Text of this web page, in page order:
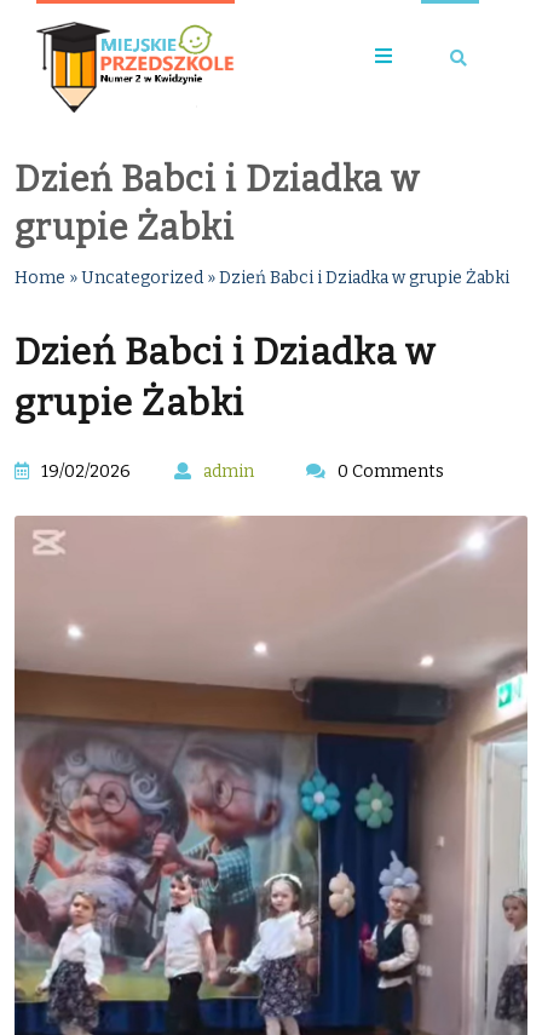
Dzień Babci i Dziadka w
grupie Żabki
Home »Uncategorized »Dzień Babci i Dziadka w grupie Żabki
Dzień Babci i Dziadka w
grupie Żabki
19/02/2026 admin 0 Comments